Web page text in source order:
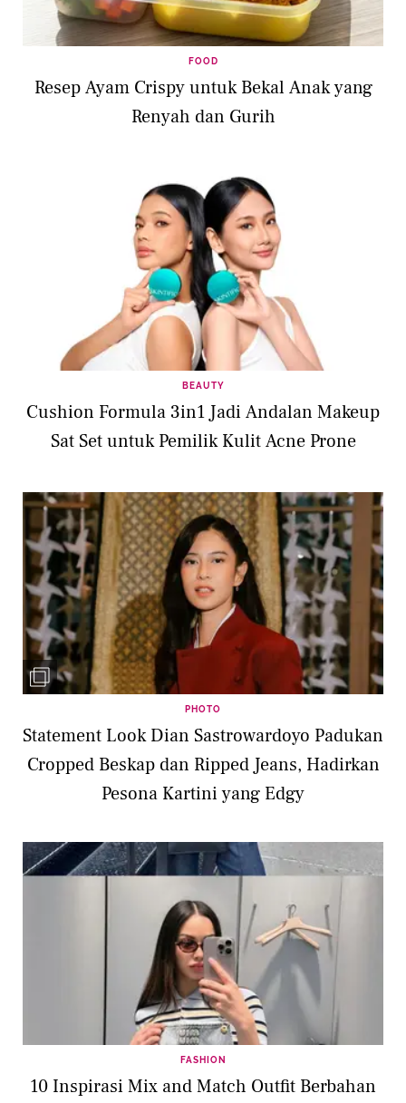
FOOD
Resep Ayam Crispy untuk Bekal Anak yang
Renyah dan Gurih
BEAUTY
Cushion Formula 3in1 Jadi Andalan Makeup
Sat Set untuk Pemilik Kulit Acne Prone
PHOTO
Statement Look Dian Sastrowardoyo Padukan
Cropped Beskap dan Ripped Jeans, Hadirkan
Pesona Kartini yang Edgy
FASHION
10 Inspirasi Mix and Match Outfit Berbahan